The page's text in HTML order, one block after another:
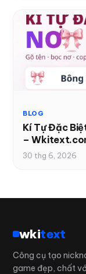
BLOG
Kí Tự Đặc
–
30 thg 6, 2026
wkitext
Công cụ tạo
game đẹp, chất